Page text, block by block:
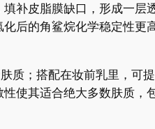
补皮脂膜缺口，形成一层
后的角鲨烷化学稳定性更
质；搭配在妆前乳里，可
使其适合绝大多数肤质，